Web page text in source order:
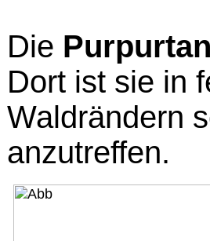
Die
Dort ist sie in
Waldrändern
anzutreffen.